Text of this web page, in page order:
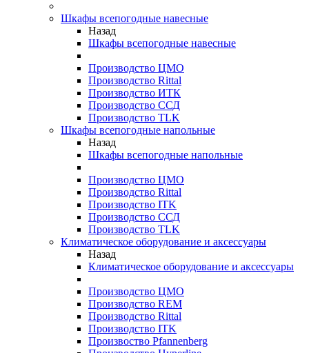
Шкафы всепогодные навесные
Назад
Шкафы всепогодные навесные
Производство ЦМО
Производство Rittal
Производство ИТК
Производство ССД
Производство TLK
Шкафы всепогодные напольные
Назад
Шкафы всепогодные напольные
Производство ЦМО
Производство Rittal
Производство ITK
Производство ССД
Производство TLK
Климатическое оборудование и аксессуары
Назад
Климатическое оборудование и аксессуары
Производство ЦМО
Производство REM
Производство Rittal
Производство ITK
Произвоство Pfannenberg